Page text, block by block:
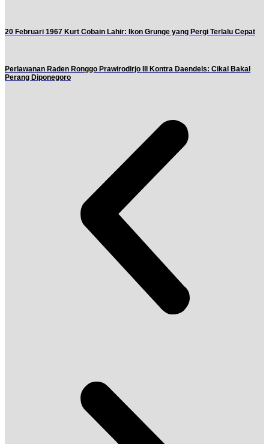
20 Februari 1967 Kurt Cobain Lahir: Ikon Grunge yang Pergi Terlalu Cepat
Perlawanan Raden Ronggo Prawirodirjo III Kontra Daendels: Cikal Bakal
Perang Diponegoro